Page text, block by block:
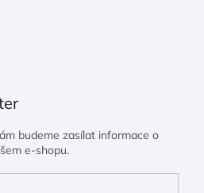
budeme zasílat informace o
e-shopu.